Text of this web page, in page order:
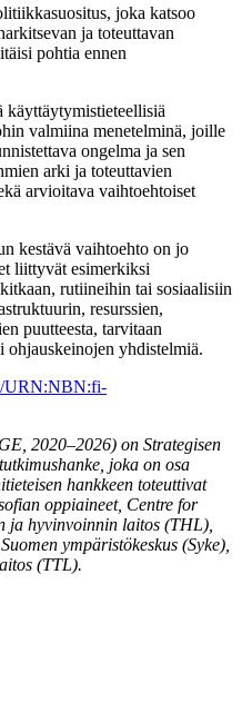
joka katsoo
ja toteuttavan
pohtia ennen
käyttäytymistieteellisiä
valmiina menetelminä, joille
ongelma ja sen
arki ja toteuttavien
arvioitava vaihtoehtoiset
kestävä vaihtoehto on jo
liittyvät esimerkiksi
rutiineihin tai sosiaalisiin
resurssien,
puutteesta, tarvitaan
ohjauskeinojen yhdistelmiä.
URN:NBN:fi-
2020–2026) on Strategisen
joka on osa
hankkeen toteuttivat
oppiaineet, Centre for
ja hyvinvoinnin laitos (THL),
ympäristökeskus (Syke),
(TTL).